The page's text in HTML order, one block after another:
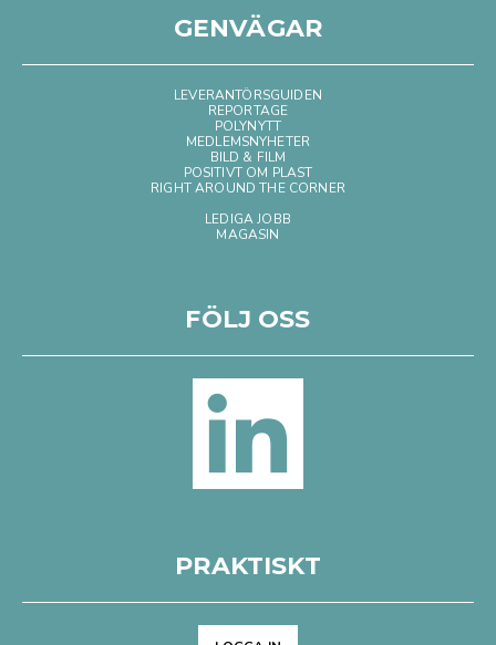
GENVÄGAR
LEVERANTÖRSGUIDEN
REPORTAGE
POLYNYTT
MEDLEMSNYHETER
BILD & FILM
POSITIVT OM PLAST
RIGHT AROUND THE CORNER
LEDIGA JOBB
MAGASIN
FÖLJ OSS
PRAKTISKT